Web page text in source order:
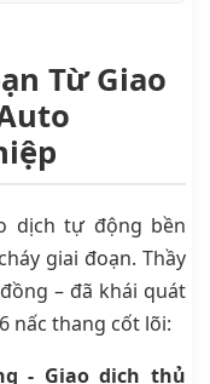
Từ Giao
dịch tự động bền
giai đoạn. Thầy
– đã khái quát
nấc thang cốt lõi:
- Giao dịch thủ